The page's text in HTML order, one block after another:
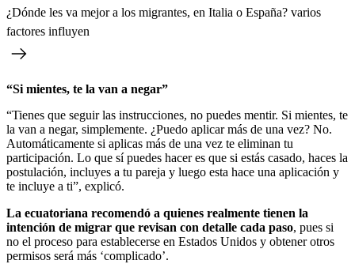
¿Dónde les va mejor a los migrantes, en Italia o España? varios
factores influyen
“Si mientes, te la van a negar”
“Tienes que seguir las instrucciones, no puedes mentir. Si mientes, te
la van a negar, simplemente. ¿Puedo aplicar más de una vez? No.
Automáticamente si aplicas más de una vez te eliminan tu
participación. Lo que sí puedes hacer es que si estás casado, haces la
postulación, incluyes a tu pareja y luego esta hace una aplicación y
te incluye a ti”, explicó.
La ecuatoriana recomendó a quienes realmente tienen la
intención de migrar que revisan con detalle cada paso, pues si
no el proceso para establecerse en Estados Unidos y obtener otros
permisos será más ‘complicado’.